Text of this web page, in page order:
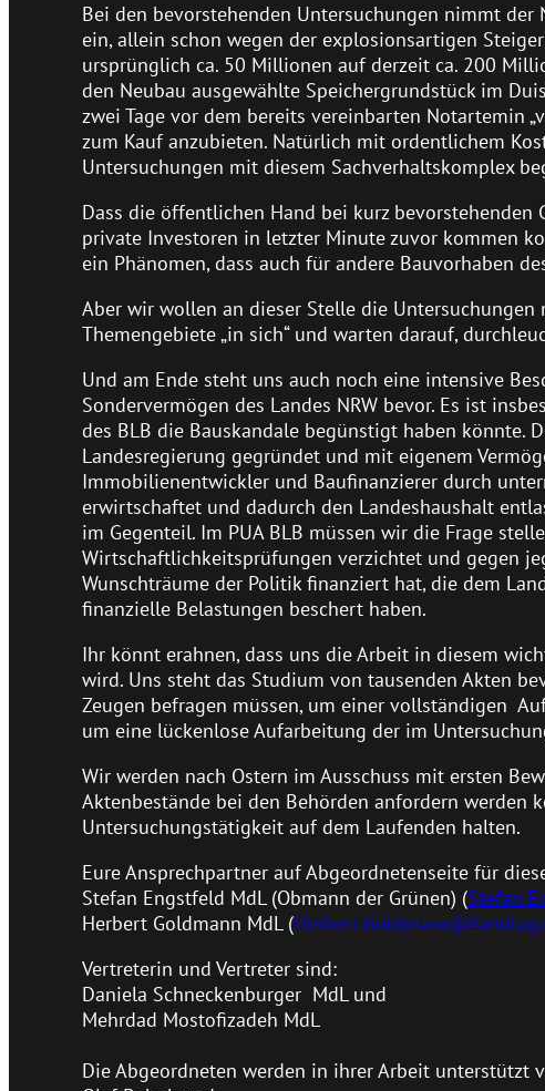
Bei den bevorstehenden Untersuchungen nimmt
ein, allein schon wegen der explosionsartigen
ursprünglich ca. 50 Millionen auf derzeit ca. 200
den Neubau ausgewählte Speichergrundstück im
zwei Tage vor dem bereits vereinbarten Notartemin
zum Kauf anzubieten. Natürlich mit ordentlichem
Untersuchungen mit diesem Sachverhaltskomplex
Dass die öffentlichen Hand bei kurz
private Investoren in letzter Minute zuvor kommen
ein Phänomen, dass auch für andere Bauvorhaben
Aber wir wollen an dieser Stelle die
Themengebiete „in sich“ und warten darauf,
Und am Ende steht uns auch noch eine intensive
Sondervermögen des Landes NRW bevor. Es ist
des BLB die Bauskandale begünstigt haben könnte.
Landesregierung gegründet und mit eigenem
Immobilienentwickler und Baufinanzierer durch
erwirtschaftet und dadurch den Landeshaushalt
im Gegenteil. Im PUA BLB müssen wir die Frage
Wirtschaftlichkeitsprüfungen verzichtet und gegen
Wunschträume der Politik finanziert hat, die dem
finanzielle Belastungen beschert haben.
Ihr könnt erahnen, dass uns die Arbeit in diesem
wird. Uns steht das Studium von tausenden Akten
Zeugen befragen müssen, um einer vollständigen
um eine lückenlose Aufarbeitung der im
Wir werden nach Ostern im Ausschuss mit ersten
Aktenbestände bei den Behörden anfordern werden
Untersuchungstätigkeit auf dem Laufenden halten.
Eure Ansprechpartner auf Abgeordnetenseite für
Stefan Engstfeld MdL (Obmann der Grünen) (
Herbert Goldmann MdL (
Vertreterin und Vertreter sind:
Daniela Schneckenburger MdL und
Mehrdad Mostofizadeh MdL
Die Abgeordneten werden in ihrer Arbeit unterstützt